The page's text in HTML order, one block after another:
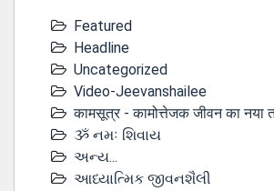
Featured
Headline
Uncategorized
Video-Jeevanshailee
कामसूत्र - कामोत्तेजक जीवन का नया
ૐ નમઃ શિવાય
અન્ય...
આધ્યાત્મિક જીવનશૈલી